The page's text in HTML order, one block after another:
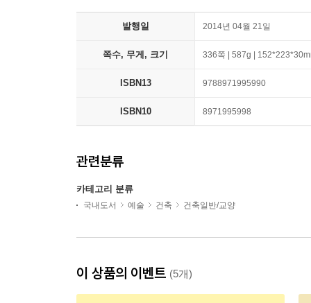
발행일 2014년 04월 21일
쪽수, 무게, 크기 336쪽 | 587g |
ISBN13 9788971995990
ISBN10 8971995998
관련분류
카테고리 분류
국내도서 예술 건축 건축일반/교양
이 상품의 이벤트 (5개)